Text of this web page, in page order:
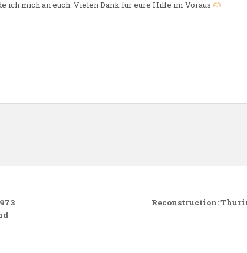
ich mich an euch. Vielen Dank für eure Hilfe im Voraus
Reconstruction: